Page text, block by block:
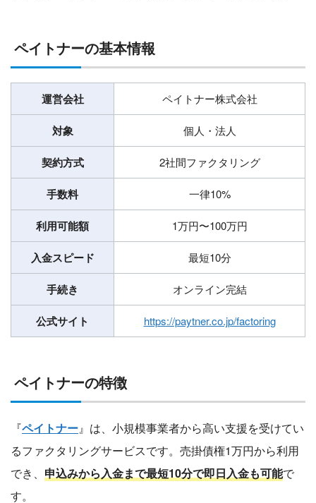
ペイトナーの基本情報
運営会社 ペイトナー株式会社
対象 個人・法人
契約方式 2社間ファクタリング
手数料 一律10%
利用可能額 1万円〜100万円
入金スピード 最短10分
手続き オンライン完結
公式サイト https://paytner.co.jp/factoring
ペイトナーの特徴
『ペイトナー』は、小規模事業者から高い支援を受けてい
るファクタリングサービスです。売掛債権1万円から利用
でき、 申込みから入金まで最短10分で即日入金も可能で
す。